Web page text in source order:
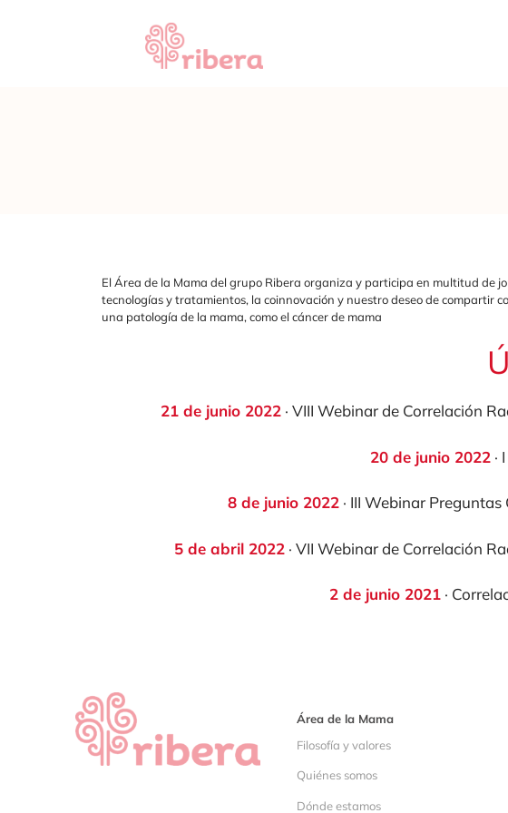
El Área de la Mama del grupo Ribera organiza y participa en multitud de
tecnologías y tratamientos, la coinnovación y nuestro deseo de compartir
una patología de la mama, como el cáncer de mama
21 de junio 2022 · VIII Webinar de Correlación
20 de junio 2022 ·
8 de junio 2022 · III Webinar Preguntas
5 de abril 2022 · VII Webinar de Correlación
2 de junio 2021 ·
Área de la Mama
Filosofía y valores
Quiénes somos
Dónde estamos